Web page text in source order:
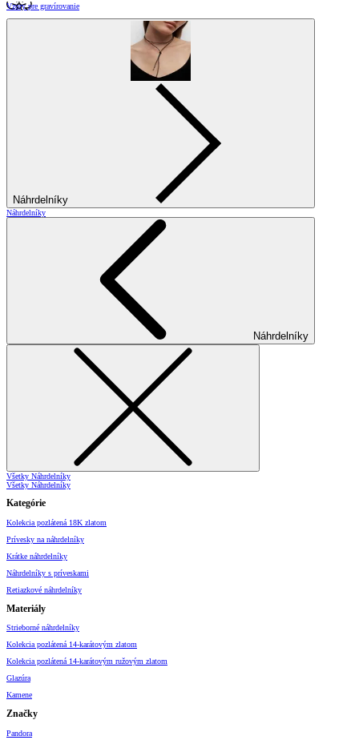
Vzory pre gravírovanie
Náhrdelníky
Náhrdelníky
Náhrdelníky
Všetky Náhrdelníky
Všetky Náhrdelníky
Kategórie
Kolekcia pozlátená 18K zlatom
Prívesky na náhrdelníky
Krátke náhrdelníky
Náhrdelníky s príveskami
Retiazkové náhrdelníky
Materiály
Strieborné náhrdelníky
Kolekcia pozlátená 14-karátovým zlatom
Kolekcia pozlátená 14-karátovým ružovým zlatom
Glazúra
Kamene
Značky
Pandora